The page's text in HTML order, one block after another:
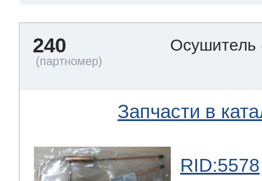
240 Осушитель
Запчасти в
RID:5578